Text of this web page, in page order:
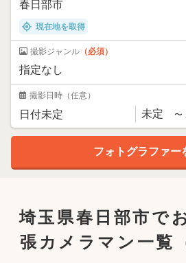
現在地を取得
撮影ジャンル （必須）
撮影日時 （任意）
埼玉県春日部市で
張カメラマン一覧